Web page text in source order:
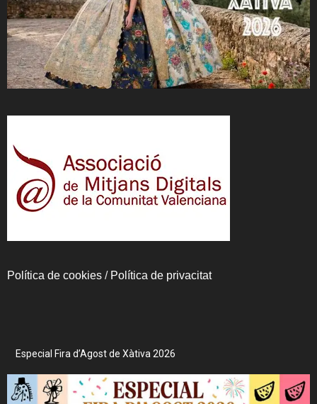
Política de cookies / Política de privacitat
Especial Fira d’Agost de Xàtiva 2026